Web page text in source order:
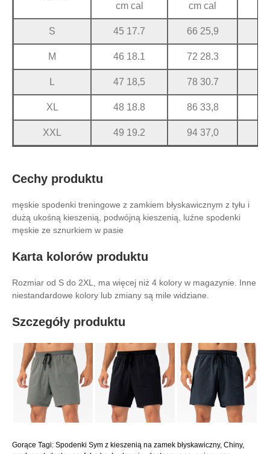
cm cal
cm cal
S 45 17.7 66 25,9
M 46 18.1 72 28.3
L 47 18,5 78 30.7
XL 48 18.8 86 33,8
XXL 49 19.2 94 37,0
Cechy produktu
męskie spodenki treningowe z zamkiem błyskawicznym z tyłu i
dużą ukośną kieszenią, podwójną kieszenią, luźne spodenki
męskie ze sznurkiem w pasie
Karta kolorów produktu
Rozmiar od S do 2XL, ma więcej niż 4 kolory w magazynie. Inne
niestandardowe kolory lub zmiany są mile widziane.
Szczegóły produktu
Gorące Tagi: Spodenki Sym z kieszenią na zamek błyskawiczny, Chiny,